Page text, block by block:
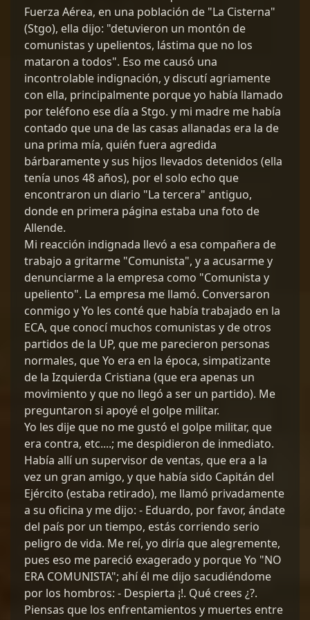
Fuerza Aérea, en una población de "La Cisterna"
(Stgo), ella dijo: "detuvieron un montón de
comunistas y upelientos, lástima que no los
mataron a todos". Eso me causó una
incontrolable indignación, y discutí agriamente
con ella, principalmente porque yo había llamado
por teléfono ese día a Stgo. y mi madre me había
contado que una de las casas allanadas era la de
una prima mía, quién fuera agredida
bárbaramente y sus hijos llevados detenidos (ella
tenía unos 48 años), por el solo echo que
encontraron un diario "La tercera" antiguo,
donde en primera página estaba una foto de
Allende.
Mi reacción indignada llevó a esa compañera de
trabajo a gritarme "Comunista", y a acusarme y
denunciarme a la empresa como "Comunista y
upeliento". La empresa me llamó. Conversaron
conmigo y Yo les conté que había trabajado en la
ECA, que conocí muchos comunistas y de otros
partidos de la UP, que me parecieron personas
normales, que Yo era en la época, simpatizante
de la Izquierda Cristiana (que era apenas un
movimiento y que no llegó a ser un partido). Me
preguntaron si apoyé el golpe militar.
Yo les dije que no me gustó el golpe militar, que
era contra, etc....; me despidieron de inmediato.
Había allí un supervisor de ventas, que era a la
vez un gran amigo, y que había sido Capitán del
Ejército (estaba retirado), me llamó privadamente
a su oficina y me dijo: - Eduardo, por favor, ándate
del país por un tiempo, estás corriendo serio
peligro de vida. Me reí, yo diría que alegremente,
pues eso me pareció exagerado y porque Yo "NO
ERA COMUNISTA"; ahí él me dijo sacudiéndome
por los hombros: - Despierta ¡!. Qué crees ¿?.
Piensas que los enfrentamientos y muertes entre